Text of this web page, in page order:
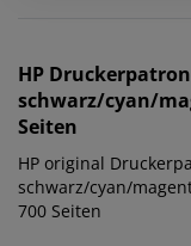
HP
schwarz/cyan/
Seiten
HP original
schwarz/cyan/
700 Seiten